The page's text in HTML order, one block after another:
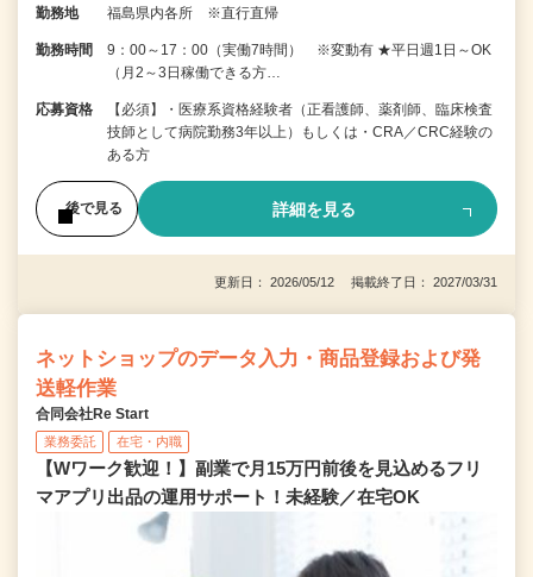
勤務地 福島県内各所 ※直行直帰
勤務時間
9：00～17：00（実働7時間） ※変動有 ★平日週1日～OK
（月2～3日稼働できる方…
応募資格
【必須】・医療系資格経験者（正看護師、薬剤師、臨床検査
技師として病院勤務3年以上）もしくは・CRA／CRC経験の
ある方
後で見る 詳細を見る
更新日： 2026/05/12 掲載終了日： 2027/03/31
ネットショップのデータ入力・商品登録および発
送軽作業
合同会社Re Start
業務委託 在宅・内職
【Wワーク歓迎！】副業で月15万円前後を見込めるフリ
マアプリ出品の運用サポート！未経験／在宅OK